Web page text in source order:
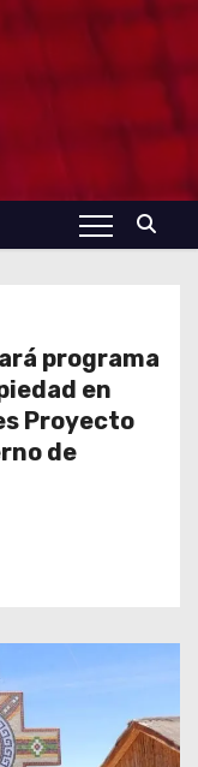
programa
en
Proyecto
de